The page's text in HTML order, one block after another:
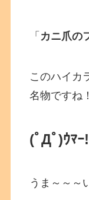
「 カニ爪の
このハイカ
名物ですね！
(ﾟДﾟ)ｳﾏｰ!
うま～～～